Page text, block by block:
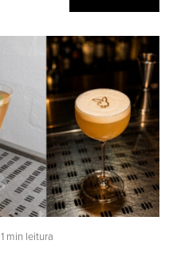
1 min leitura